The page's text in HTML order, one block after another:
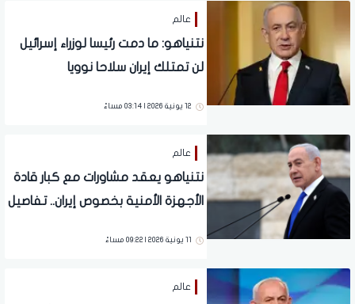
عالم
نتنياهو: ما دمت رئيسا لوزراء إسرائيل
لن تمتلك إيران سلاحا نوويا
12 يونية 2026 | 03:14 مساءً
عالم
نتنياهو يعقد مشاورات مع كبار قادة
الأجهزة الأمنية بخصوص ‎إيران.. تفاصيل
11 يونية 2026 | 09:22 مساءً
عالم